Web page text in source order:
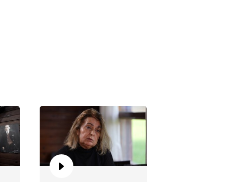
"Sevgilimin son kez nefes alışını